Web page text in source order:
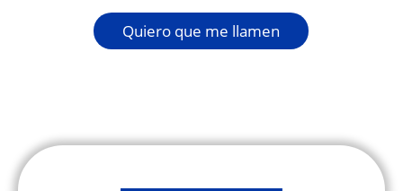
Quiero que me llamen